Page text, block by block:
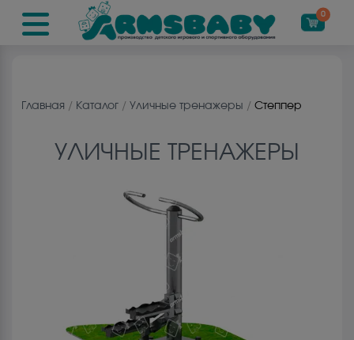
0
Главная / Каталог / Уличные тренажеры / Степпер
УЛИЧНЫЕ ТРЕНАЖЕРЫ